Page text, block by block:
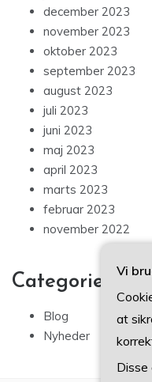
december 2023
november 2023
oktober 2023
september 2023
august 2023
juli 2023
juni 2023
maj 2023
april 2023
marts 2023
februar 2023
november 2022
Categories
Blog
Nyheder
Vi
at